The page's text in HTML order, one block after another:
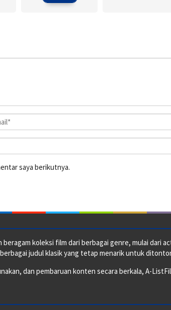
saya berikutnya.
koleksi film dari berbagai genre, mulai dari
judul klasik yang tetap menarik untuk
dan pembaruan konten secara berkala, A-